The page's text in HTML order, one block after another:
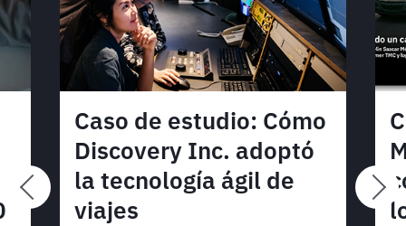
Caso de estudio: Cómo
Discovery Inc. adoptó
la tecnología ágil de
viajes